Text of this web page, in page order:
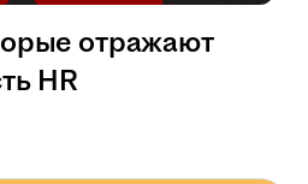
отражают
HR